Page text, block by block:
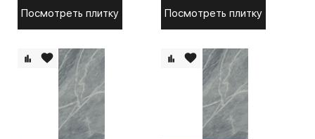
Посмотреть плитку Посмотреть плитку